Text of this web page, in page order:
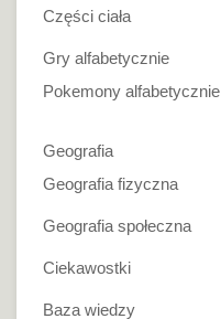
Części ciała
Gry alfabetycznie
Pokemony alfabetycznie
Geografia
Geografia fizyczna
Geografia społeczna
Ciekawostki
Baza wiedzy